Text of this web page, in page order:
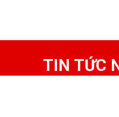
TIN TỨC